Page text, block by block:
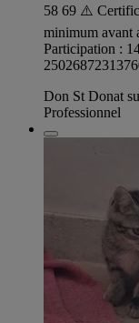
58 69 ⚠️
minimum avant
Participation :
Don St Donat
Professionnel